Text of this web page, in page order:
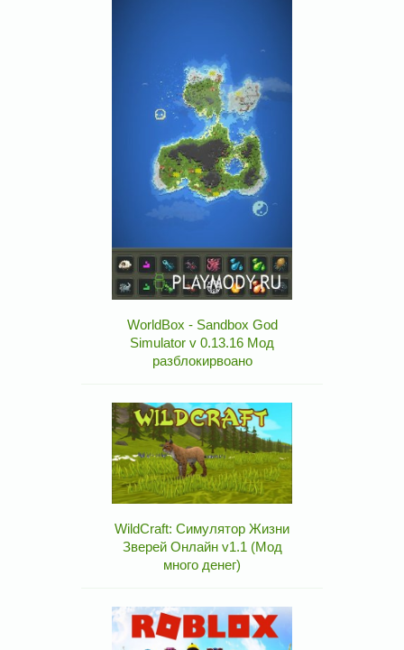
WorldBox - Sandbox God
Simulator v 0.13.16 Мод
разблокирвоано
WildCraft: Симулятор Жизни
Зверей Онлайн v1.1 (Мод
много денег)